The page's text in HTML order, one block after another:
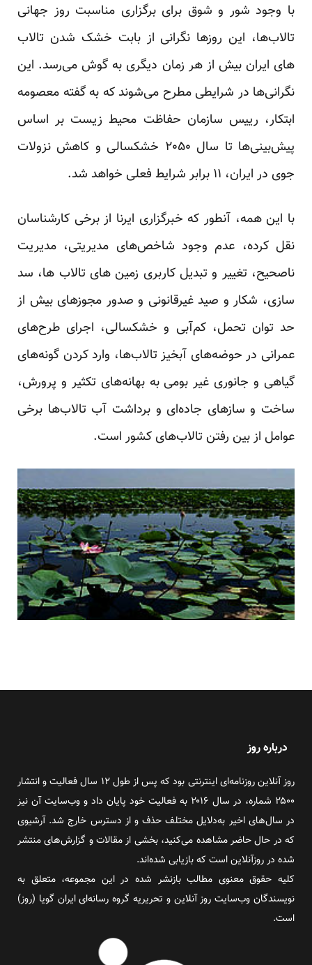
با وجود شور و شوق برای برگزاری مناسبت روز جهانی
تالاب‌ها، این روزها نگرانی از بابت خشک شدن تالاب
های ایران بیش از هر زمان دیگری به گوش می‌رسد. این
نگرانی‌ها در شرایطی مطرح می‌شوند که بهگفته معصومه
ابتکار، رییس سازمان حفاظت محیط زیست بر اساس
پیش‌بینی‌ها تا سال ۲۰۵۰ خشکسالی و کاهش نزولات
جوی در ایران، ۱۱ برابر شرایط فعلی خواهد شد.
با این همه، آنطور که خبرگزاری ایرنا از برخی کارشناسان
نقل کرده، عدم وجود شاخص‌های مدیریتی، مدیریت
ناصحیح، تغییر و تبدیل کاربری زمین های تالاب ها، سد
سازی، شکار و صید غیرقانونی و صدور مجوزهای بیش از
حد توان تحمل، کم‌آبی و خشکسالی، اجرای طرح‌های
عمرانی در حوضه‌های آبخیز تالاب‌ها، وارد کردن گونه‌های
گیاهی و جانوری غیر بومی به بهانه‌های تکثیر و پرورش،
ساخت و سازهای جاده‌ای و برداشت آب تالاب‌ها برخی
عوامل از بین رفتن تالاب‌های کشور است.
درباره روز
روز آنلاین روزنامه‌ای اینترنتی بود که پس از طول ۱۲ سال فعالیت و انتشار
۲۵۰۰ شماره، در سال ۲۰۱۶ به فعالیت خود پایان داد و وب‌سایت آن نیز
در سال‌های اخیر به‌دلایل مختلف حذف و از دسترس خارج شد. آرشیوی
که در حال حاضر مشاهده می‌کنید، بخشی از مقالات و گزارش‌های منتشر
شده در روزآنلاین است که بازیابی شده‌اند.
کلیه حقوق معنوی مطالب بازنشر شده در این مجموعه، متعلق به
نویسندگان وب‌سایت روز آنلاین و تحریریه گروه رسانه‌ای ایران گویا (روز)
است.